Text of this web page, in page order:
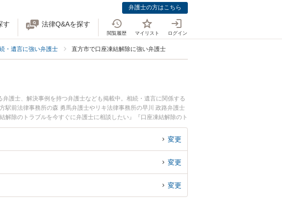
弁護士の方はこちら
す 法律Q&Aを探す
閲覧履歴 マイリスト ログイン
・遺言に強い弁護士 直方市で口座凍結解除に強い弁護士
護士、解決事例を持つ弁護士なども掲載中。相続・遺言に関係する
前法律事務所の森 勇馬弁護士やリキ法律事務所の早川 政路弁護士
除のトラブルを今すぐに弁護士に相談したい』『口座凍結解除のト
の弁護士に相談予約したい』などでお困りの相談者さんにおすすめ
変更
変更
変更